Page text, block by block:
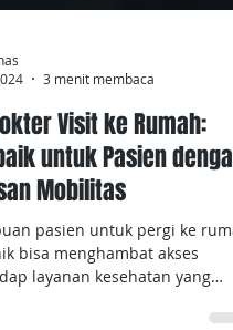
3 menit membaca
Visit ke Rumah:
untuk Pasien dengan
Mobilitas
pasien untuk pergi ke